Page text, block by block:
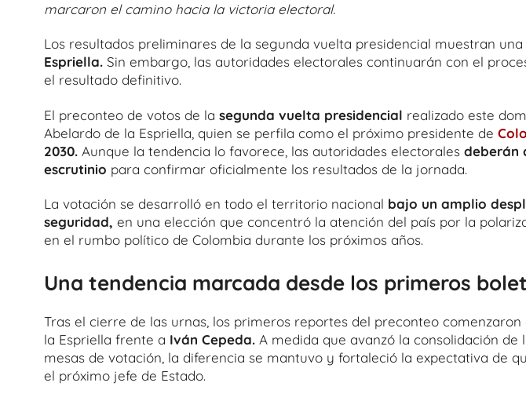
marcaron el camino hacia la victoria electoral.
Los resultados preliminares de la segunda vuelta presidencial muestran
Espriella. Sin embargo, las autoridades electorales continuarán con el
el resultado definitivo.
El preconteo de votos de la segunda vuelta presidencial realizado este
Abelardo de la Espriella, quien se perfila como el próximo presidente de
2030. Aunque la tendencia lo favorece, las autoridades electorales deberán
escrutinio para confirmar oficialmente los resultados de la jornada.
La votación se desarrolló en todo el territorio nacional bajo un amplio
seguridad, en una elección que concentró la atención del país por la
en el rumbo político de Colombia durante los próximos años.
Una tendencia marcada desde los primeros
Tras el cierre de las urnas, los primeros reportes del preconteo
la Espriella frente a Iván Cepeda. A medida que avanzó la consolidación de
mesas de votación, la diferencia se mantuvo y fortaleció la expectativa de
el próximo jefe de Estado.